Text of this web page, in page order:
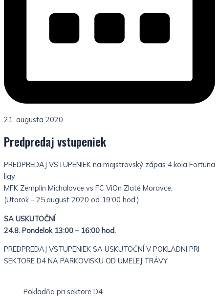
21. augusta 2020
Predpredaj vstupeniek
PREDPREDAJ VSTUPENIEK na majstrovský zápas 4.kola Fortuna
ligy
MFK Zemplín Michalovce vs FC ViOn Zlaté Moravce,
(Utorok – 25.august 2020 od 19:00 hod.)
SA USKUTOČNÍ
24.8. Pondelok 13:00 – 16:00 hod.
PREDPREDAJ VSTUPENIEK SA USKUTOČNÍ V POKLADNI PRI
SEKTORE D4 NA PARKOVISKU OD UMELEJ TRÁVY.
Pokladňa pri sektore D4